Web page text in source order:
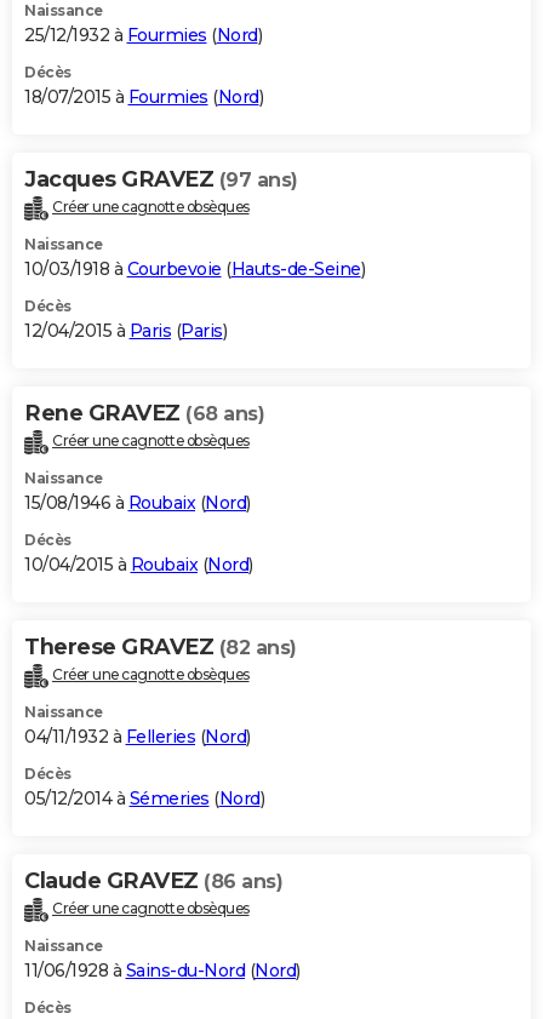
Naissance
25/12/1932 à Fourmies (Nord)
Décès
18/07/2015 à Fourmies (Nord)
Jacques GRAVEZ (97 ans)
Créer une cagnotte obsèques
Naissance
10/03/1918 à Courbevoie (Hauts-de-Seine)
Décès
12/04/2015 à Paris (Paris)
Rene GRAVEZ (68 ans)
Créer une cagnotte obsèques
Naissance
15/08/1946 à Roubaix(Nord)
Décès
10/04/2015 à Roubaix(Nord)
Therese GRAVEZ (82 ans)
Créer une cagnotte obsèques
Naissance
04/11/1932 à Felleries (Nord)
Décès
05/12/2014 à Sémeries (Nord)
Claude GRAVEZ (86 ans)
Créer une cagnotte obsèques
Naissance
11/06/1928 à Sains-du-Nord (Nord)
Décès